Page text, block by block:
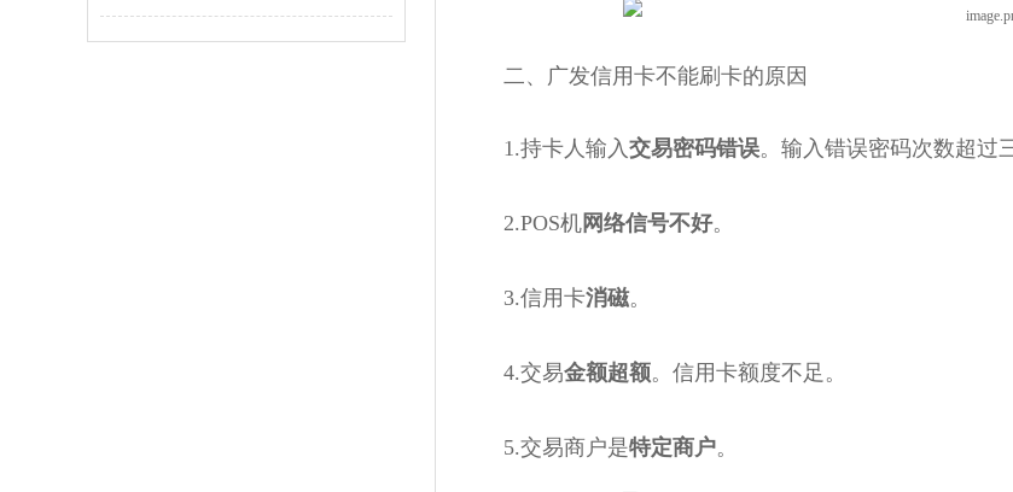
二、广发信用卡不能刷卡的原因
1.持卡人输入交易密码错误。输入错误密码次数超过
2.POS机网络信号不好。
3.信用卡消磁。
4.交易金额超额。信用卡额度不足。
5.交易商户是特定商户。